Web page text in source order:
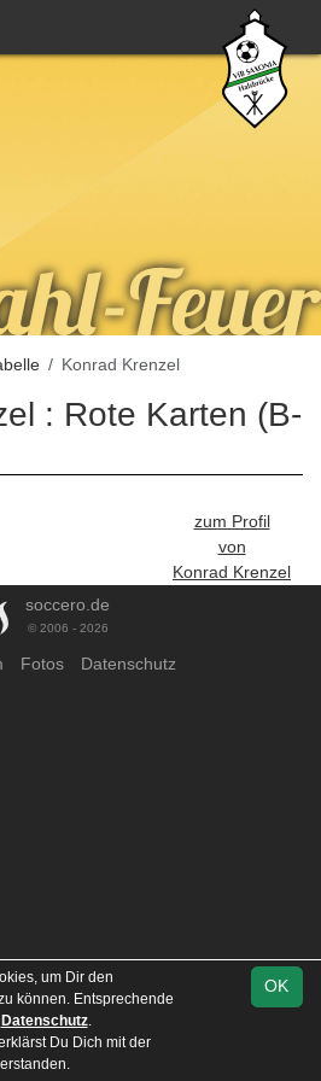
Konrad Krenzel
: Rote Karten (B-
zum Profil
von
Konrad Krenzel
soccero.de
© 2006 - 2026
Fotos Datenschutz
OK
um Dir den
können. Entsprechende
Datenschutz.
Du Dich mit der